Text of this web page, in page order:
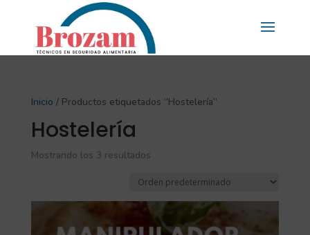
Inicio / Productos etiquetados “Hostelería”
Hostelería
Mostrando los 3 resultados